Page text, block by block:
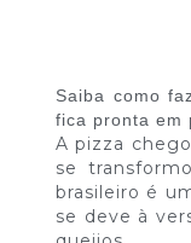
Saiba como
fica pronta em
A pizza
se
brasileiro é
se deve à